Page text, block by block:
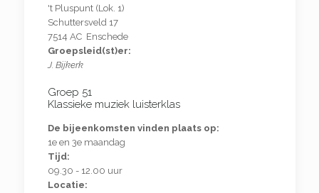
't Pluspunt (Lok. 1)
Schuttersveld 17
7514 AC Enschede
Groepsleid(st)er:
J. Bijkerk
Groep 51
Klassieke muziek luisterklas
De bijeenkomsten vinden plaats op:
1e en 3e maandag
Tijd:
09.30 - 12.00 uur
Locatie: